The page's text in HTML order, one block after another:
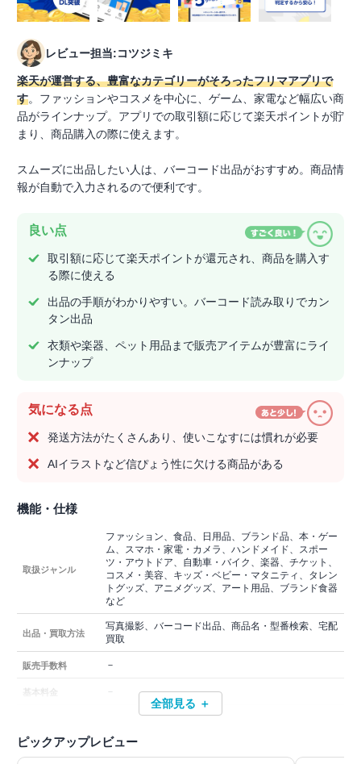
レビュー担当:コツジミキ
楽天が運営する、豊富なカテゴリーがそろったフリマアプリで
す。ファッションやコスメを中心に、ゲーム、家電など幅広い商
品がラインナップ。アプリでの取引額に応じて楽天ポイントが貯
まり、商品購入の際に使えます。
スムーズに出品したい人は、バーコード出品がおすすめ。商品情
報が自動で入力されるので便利です。
良い点
取引額に応じて楽天ポイントが還元され、商品を購入す
る際に使える
出品の手順がわかりやすい。バーコード読み取りでカン
タン出品
衣類や楽器、ペット用品まで販売アイテムが豊富にライ
ンナップ
気になる点
発送方法がたくさんあり、使いこなすには慣れが必要
AIイラストなど信ぴょう性に欠ける商品がある
機能・仕様
取扱ジャンル
ファッション、食品、日用品、ブランド品、本・ゲー
ム、スマホ・家電・カメラ、ハンドメイド、スポー
ツ・アウトドア、自動車・バイク、楽器、チケット、
コスメ・美容、キッズ・ベビー・マタニティ、タレン
トグッズ、アニメグッズ、アート用品、ブランド食器
など
出品・買取方法
写真撮影、バーコード出品、商品名・型番検索、宅配
買取
販売手数料 －
基本料金 －
全部見る ＋
ピックアップレビュー